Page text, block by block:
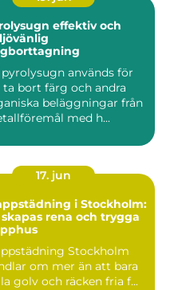
effektiv och
pyrolysugn används för
bort färg och andra
beläggningar från
med h...
17. jun
i Stockholm:
skapas rena och trygga
Stockholm
om mer än att bara
golv och räcken fria f...